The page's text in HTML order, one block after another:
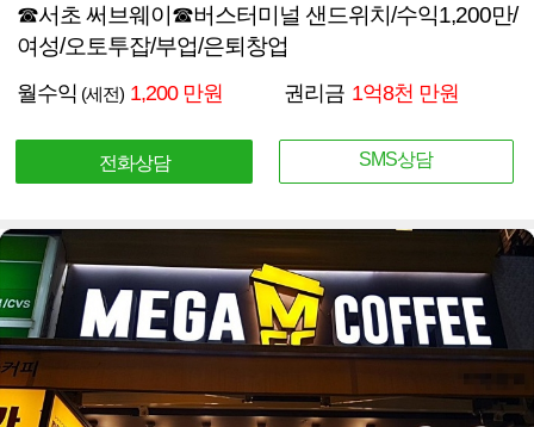
☎서초 써브웨이☎버스터미널 샌드위치/수익1,200만/
여성/오토투잡/부업/은퇴창업
월수익 (세전) 1,200 만원 권리금 1억8천 만원
전화상담 SMS상담